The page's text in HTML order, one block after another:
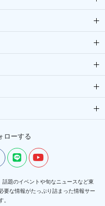
ローする
話題のイベントや旬なニュースなど東
要な情報がたっぷり詰まった情報サー
。